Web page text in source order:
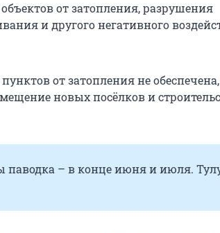
от затопления, разрушения
и другого негативного
от затопления не
новых посёлков и
паводка – в конце июня и июля.